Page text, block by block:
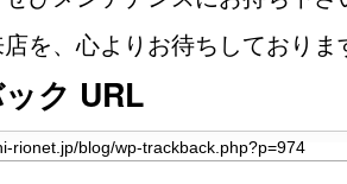
を、心よりお待ちしておりま
ク URL